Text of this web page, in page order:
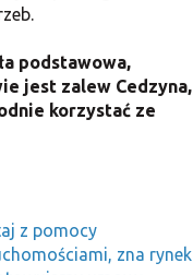
podstawowa,
jest zalew Cedzyna,
korzystać ze
z pomocy
zna rynek